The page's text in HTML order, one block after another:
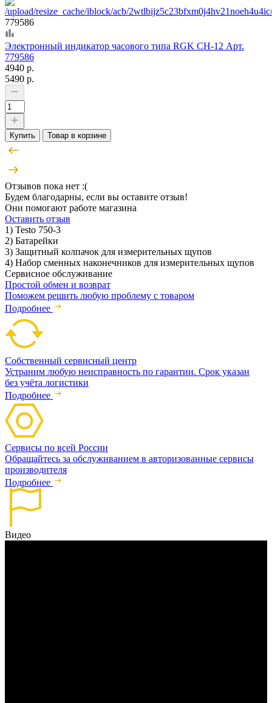
779586
Электронный индикатор часового типа RGK CH-12 Арт.
779586
4940 р.
5490 р.
Купить Товар в корзине
Отзывов пока нет :(
Будем благодарны, если вы оставите отзыв!
Они помогают работе магазина
Оставить отзыв
1) Testo 750-3
2) Батарейки
3) Защитный колпачок для измерительных щупов
4) Набор сменных наконечников для измерительных щупов
Сервисное обслуживание
Простой обмен и возврат
Поможем решить любую проблему с товаром
Подробнее
Собственный сервисный центр
Устраним любую неисправность по гарантии. Срок указан
без учёта логистики
Подробнее
Сервисы по всей России
Обращайтесь за обслуживанием в авторизованные сервисы
производителя
Подробнее
Видео